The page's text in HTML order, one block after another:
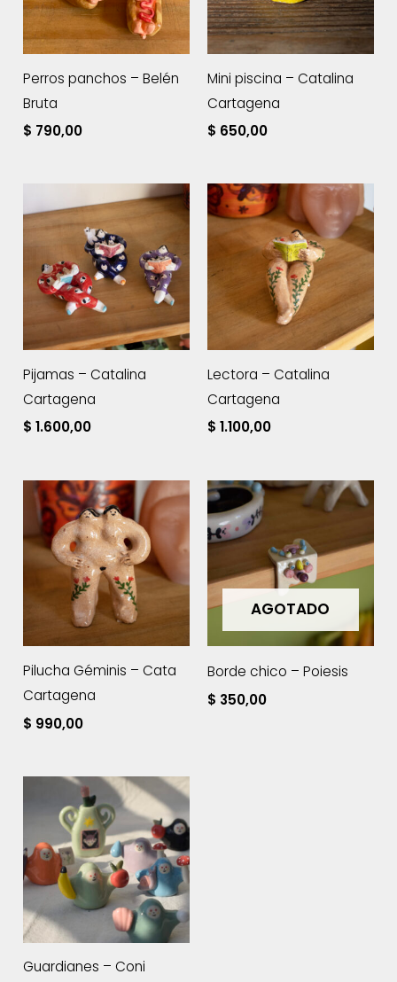
Perros panchos – Belén
Bruta
$ 790,00
Mini piscina – Catalina
Cartagena
$ 650,00
Pijamas – Catalina
Cartagena
$ 1.600,00
Lectora – Catalina
Cartagena
$ 1.100,00
Pilucha Géminis – Cata
Cartagena
$ 990,00
AGOTADO
Borde chico – Poiesis
$ 350,00
Guardianes – Coni